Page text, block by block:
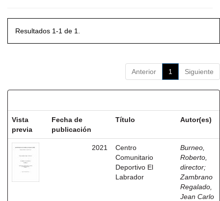
Resultados 1-1 de 1.
Anterior 1 Siguiente
Vista
previa
Fecha de
publicación
Título Autor(es)
2021
Centro
Comunitario
Deportivo El
Labrador
Burneo,
Roberto,
director;
Zambrano
Regalado,
Jean Carlo